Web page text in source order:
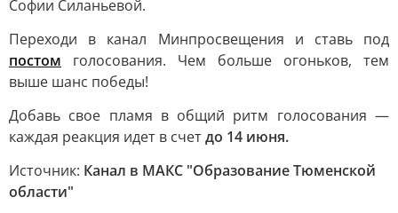
Софии Силаньевой.
Переходи в канал Минпросвещения и ставь под
постом голосования. Чем больше огоньков, тем
выше шанс победы!
Добавь свое пламя в общий ритм голосования —
каждая реакция идет в счетдо 14 июня.
Источник: Канал в МАКС "Образование Тюменской
области"